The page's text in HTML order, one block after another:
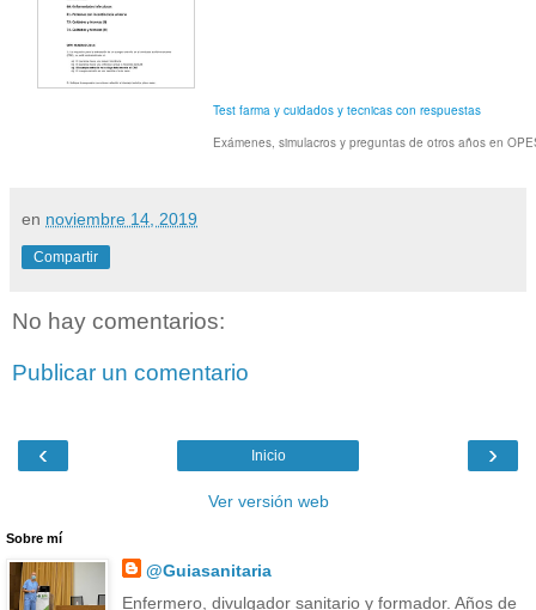
Test farma y cuidados y tecnicas con respuestas
Exámenes, simulacros y preguntas de otros años en
en noviembre 14, 2019
Compartir
No hay comentarios:
Publicar un comentario
‹ ›
Inicio
Ver versión web
Sobre mí
@Guiasanitaria
Enfermero, divulgador sanitario y formador. Años de